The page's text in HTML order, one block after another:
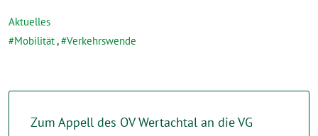
Aktuelles
Mobilität, Verkehrswende
Zum Appell des OV Wertachtal an die VG